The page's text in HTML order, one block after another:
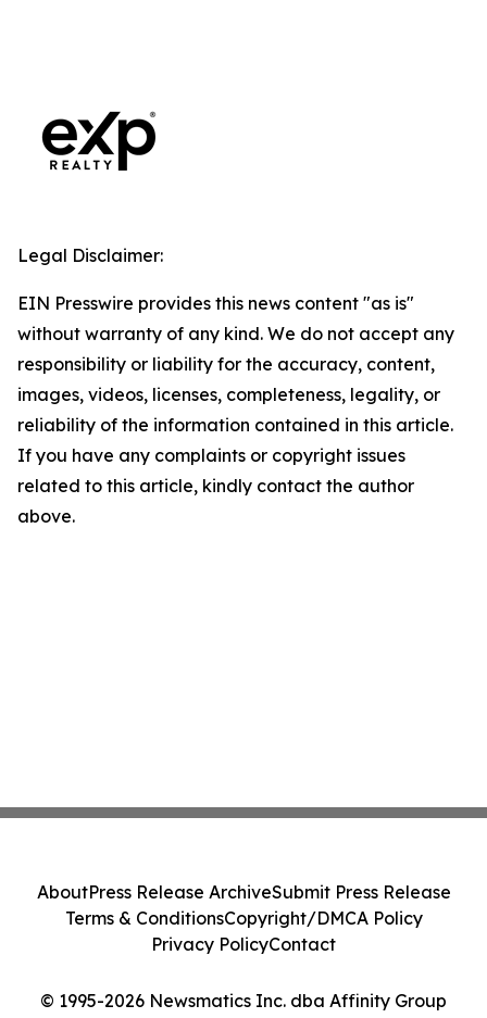
Legal Disclaimer:
EIN Presswire provides this news content "as is"
without warranty of any kind. We do not accept any
responsibility or liability for the accuracy, content,
images, videos, licenses, completeness, legality, or
reliability of the information contained in this article.
If you have any complaints or copyright issues
related to this article, kindly contact the author
above.
© 1995-2026 Newsmatics Inc. dba Affinity Group
AboutPress Release ArchiveSubmit Press Release
Terms & ConditionsCopyright/DMCA Policy
Privacy PolicyContact